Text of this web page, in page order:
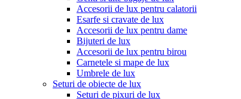
Accesorii de lux pentru calatorii
Esarfe si cravate de lux
Accesorii de lux pentru dame
Bijuteri de lux
Accesorii de lux pentru birou
Carnetele si mape de lux
Umbrele de lux
Seturi de obiecte de lux
Seturi de pixuri de lux